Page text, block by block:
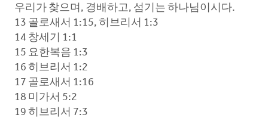
우리가 찾으며, 경배하고, 섬기는 하나님이시다.
13 골로새서 1:15, 히브리서 1:3
14 창세기 1:1
15 요한복음 1:3
16 히브리서 1:2
17 골로새서 1:16
18 미가서 5:2
19 히브리서 7:3